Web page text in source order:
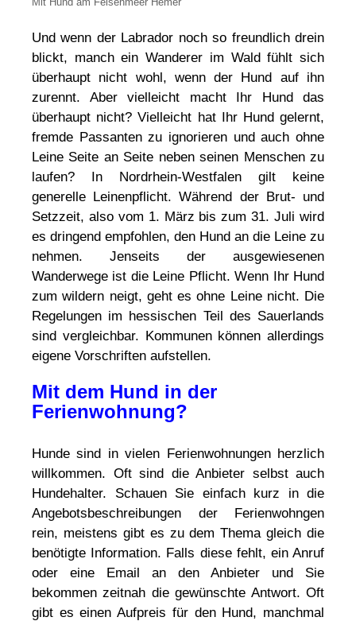
Und wenn der Labrador noch so freundlich drein
blickt, manch ein Wanderer im Wald fühlt sich
überhaupt nicht wohl, wenn der Hund auf ihn
zurennt. Aber vielleicht macht Ihr Hund das
überhaupt nicht? Vielleicht hat Ihr Hund gelernt,
fremde Passanten zu ignorieren und auch ohne
Leine Seite an Seite neben seinen Menschen zu
laufen? In Nordrhein-Westfalen gilt keine
generelle Leinenpflicht. Während der Brut- und
Setzzeit, also vom 1. März bis zum 31. Juli wird
es dringend empfohlen, den Hund an die Leine zu
nehmen. Jenseits der ausgewiesenen
Wanderwege ist die Leine Pflicht. Wenn Ihr Hund
zum wildern neigt, geht es ohne Leine nicht. Die
Regelungen im hessischen Teil des Sauerlands
sind vergleichbar. Kommunen können allerdings
eigene Vorschriften aufstellen.
Mit dem Hund in der
Ferienwohnung?
Hunde sind in vielen Ferienwohnungen herzlich
willkommen. Oft sind die Anbieter selbst auch
Hundehalter. Schauen Sie einfach kurz in die
Angebotsbeschreibungen der Ferienwohngen
rein, meistens gibt es zu dem Thema gleich die
benötigte Information. Falls diese fehlt, ein Anruf
oder eine Email an den Anbieter und Sie
bekommen zeitnah die gewünschte Antwort. Oft
gibt es einen Aufpreis für den Hund, manchmal